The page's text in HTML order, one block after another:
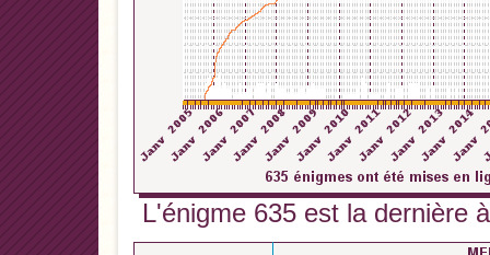
L'énigme 635 est la dernière